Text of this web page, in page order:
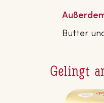
Butter
Gelingt